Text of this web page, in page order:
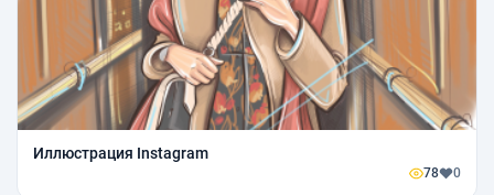
Иллюстрация Instagram
78 0